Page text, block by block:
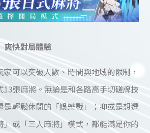
快對局體驗
可以突破人數、時間與地域的限制，
13張麻將。無論是和各路高手切磋牌技
是輕鬆休閒的「娛樂戰」；抑或是想選
」或「三人麻將」模式，都能滿足你的